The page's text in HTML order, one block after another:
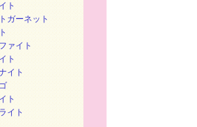
ト
ガーネット
ァイト
ト
イト
ト
イト